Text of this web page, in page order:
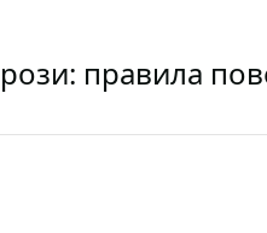
правила